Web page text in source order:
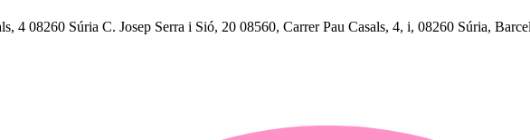
4 08260 Súria C. Josep Serra i Sió, 20 08560, Carrer Pau Casals, 4, i, 08260 Súria,